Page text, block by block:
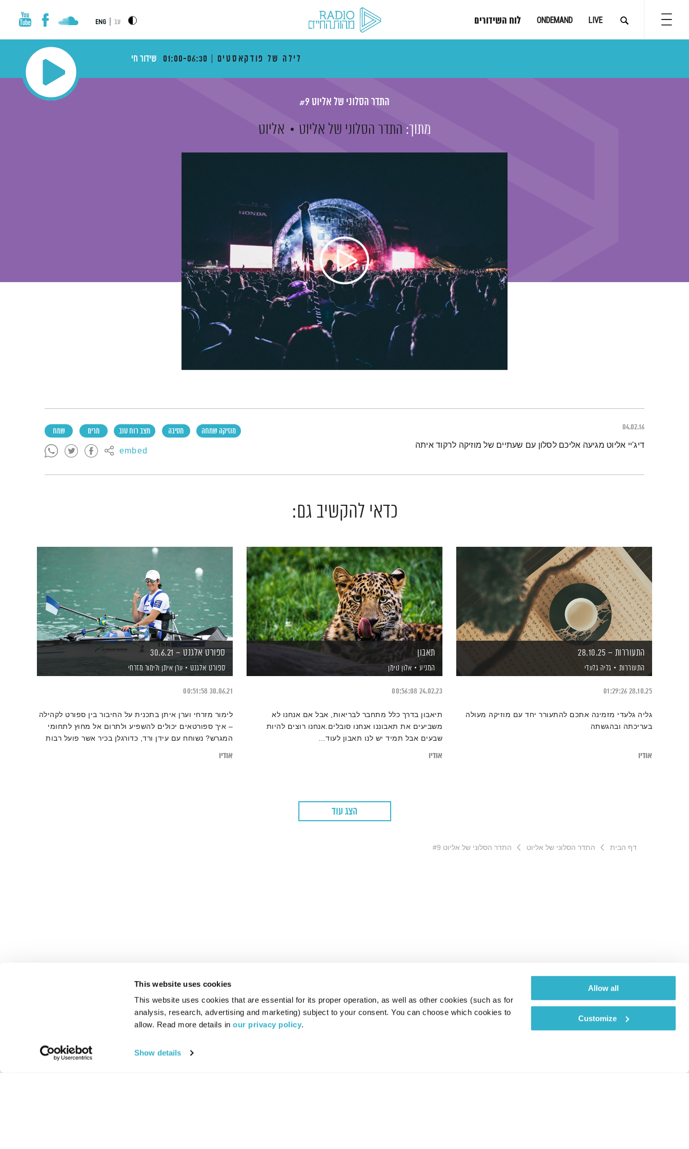
This website uses cookies
This website uses cookies that are essential for its proper operation, as well as other cookies (such as for
analysis, research, advertising and marketing) subject to your consent. You can choose which cookies to
allow. Read more details in our privacy policy.
Show details
Allow all
Customize
LIVE
ONDEMAND לוח השידורים עב ENG
לילה של פודקאסטים 01:00-06:30 שידור חי
התדר הסלוני של אליוט #9
מתוך: התדר הסלוני של אליוט אליוט
04.02.16 מוזיקה שמחה מסיבה מצב רוח טוב מרים שמח
embed תמצית הפודקאסט
דיג'יי אליוט מגיעה אליכם לסלון עם שעתיים של מוזיקה לרקוד איתה
כדאי להקשיב גם:
התעוררות – 28.10.25
התעוררות גליה גלעדי
28.10.25
01:29:26
גליה גלעדי מזמינה אתכם להתעורר יחד עם מוזיקה מעולה
בעריכתה ובהגשתה
אודיו
תאבון
המניע אלון נוימן
24.02.23
00:56:08
תיאבון בדרך כלל מתחבר לבריאות, אבל אם אנחנו לא
משביעים את תאבוננו אנחנו סובלים.אנחנו רוצים להיות
שבעים אבל תמיד יש לנו תאבון לעוד…
אודיו
ספורט אלגנט – 30.6.21
ספורט אלגנט ערן איתן ולימור מזרחי
30.06.21
00:51:58
לימור מזרחי וערן איתן בתכנית על החיבור בין ספורט לקהילה
– איך ספורטאים יכולים להשפיע ולתרום אל מחוץ לתחומי
המגרש? נשוחח עם עידן ורד, כדורגלן בכיר אשר פועל רבות
אודיו
הצג עוד
דף הבית התדר הסלוני של אליוט התדר הסלוני של אליוט #9